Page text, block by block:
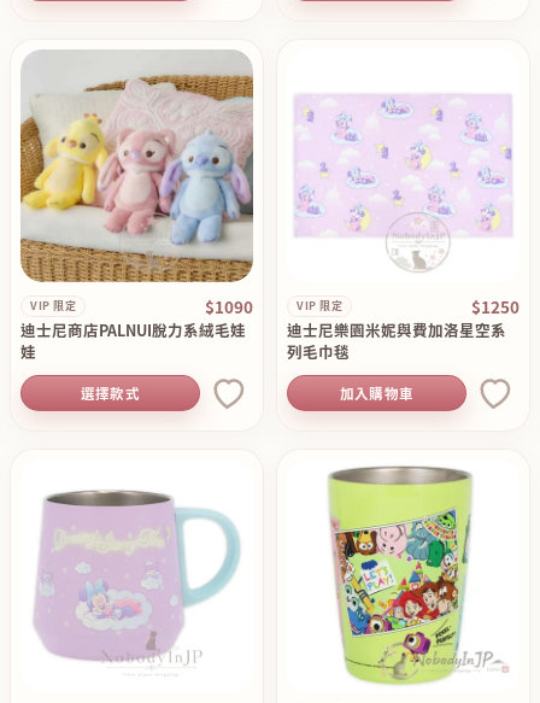
VIP 限定 $1090
迪士尼商店PALNUI脫力系絨毛娃
娃
選擇款式
VIP 限定 $1250
迪士尼樂園米妮與費加洛星空系
列毛巾毯
加入購物車